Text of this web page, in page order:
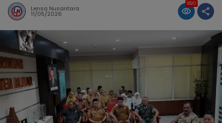
Lensa Nusantara
11/05/2026
1820